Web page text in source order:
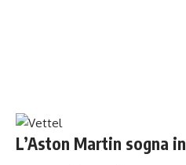
L’Aston Martin sogna